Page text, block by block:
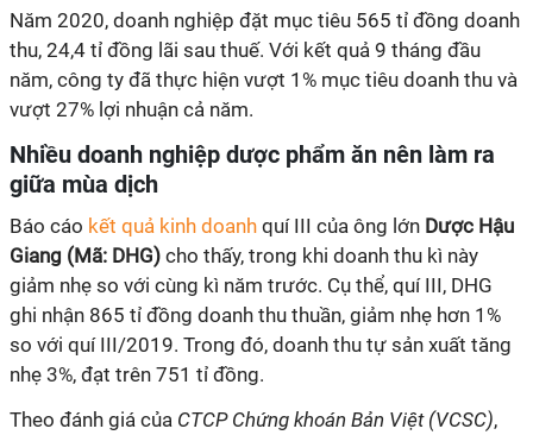
Năm 2020, doanh nghiệp đặt mục tiêu 565 tỉ đồng doanh
thu, 24,4 tỉ đồng lãi sau thuế. Với kết quả 9 tháng đầu
năm, công ty đã thực hiện vượt 1% mục tiêu doanh thu và
vượt 27% lợi nhuận cả năm.
Nhiều doanh nghiệp dược phẩm ăn nên làm ra
giữa mùa dịch
Báo cáo kết quả kinh doanh quí III của ông lớn Dược Hậu
Giang (Mã: DHG) cho thấy, trong khi doanh thu kì này
giảm nhẹ so với cùng kì năm trước. Cụ thể, quí III, DHG
ghi nhận 865 tỉ đồng doanh thu thuần, giảm nhẹ hơn 1%
so với quí III/2019. Trong đó, doanh thu tự sản xuất tăng
nhẹ 3%, đạt trên 751 tỉ đồng.
Theo đánh giá của CTCP Chứng khoán Bản Việt (VCSC),